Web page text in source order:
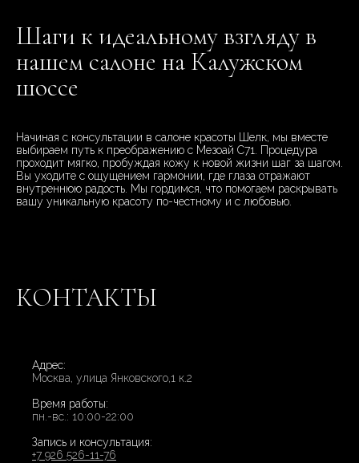
Шаги к идеальному взгляду в
нашем салоне на Калужском
шоссе
Начиная с консультации в салоне красоты Шелк, мы вместе
выбираем путь к преображению с Мезоай C71. Процедура
проходит мягко, пробуждая кожу к новой жизни шаг за шагом.
Вы уходите с ощущением гармонии, где глаза отражают
внутреннюю радость. Мы гордимся, что помогаем раскрывать
вашу уникальную красоту по-честному и с любовью.
КОНТАКТЫ
Адрес:
Москва, улица Янковского,1 к.2
Время работы:
пн.-вс.: 10:00-22:00
Запись и консультация:
+7 926 526-11-76